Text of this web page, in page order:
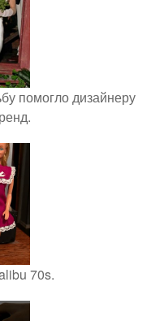
помогло дизайнеру
70s.